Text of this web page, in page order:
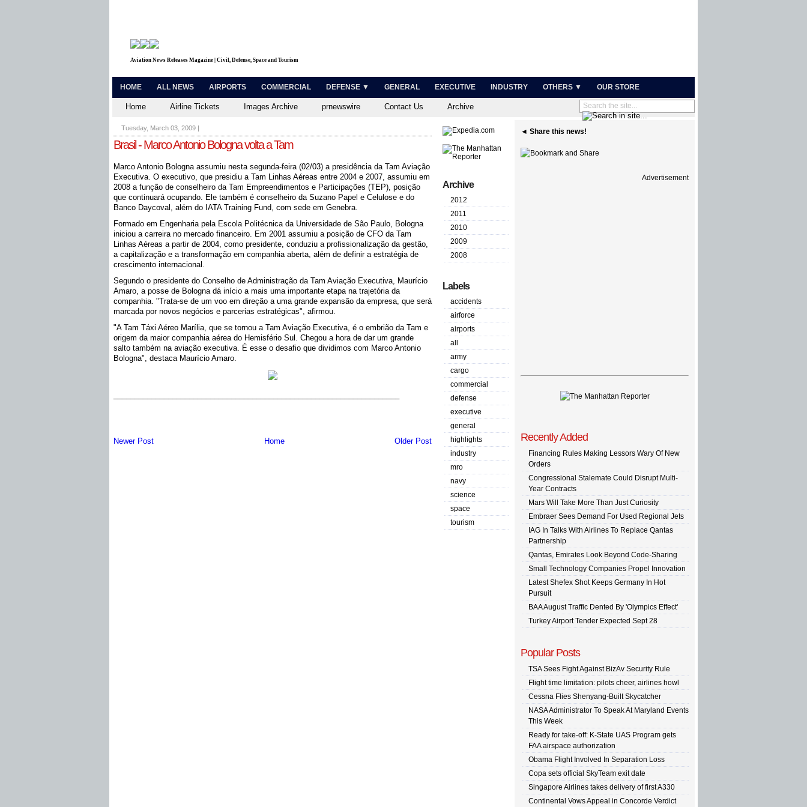
Aviation News Releases Magazine | Civil, Defense, Space and Tourism
HOME ALL NEWS AIRPORTS COMMERCIAL DEFENSE ▼ GENERAL EXECUTIVE INDUSTRY OTHERS ▼ OUR STORE
Home Airline Tickets Images Archive prnewswire Contact Us Archive
Tuesday, March 03, 2009 |
Brasil - Marco Antonio Bologna volta a Tam
Marco Antonio Bologna assumiu nesta segunda-feira (02/03) a presidência da Tam Aviação
Executiva. O executivo, que presidiu a Tam Linhas Aéreas entre 2004 e 2007, assumiu em
2008 a função de conselheiro da Tam Empreendimentos e Participações (TEP), posição
que continuará ocupando. Ele também é conselheiro da Suzano Papel e Celulose e do
Banco Daycoval, além do IATA Training Fund, com sede em Genebra.
Formado em Engenharia pela Escola Politécnica da Universidade de São Paulo, Bologna
iniciou a carreira no mercado financeiro. Em 2001 assumiu a posição de CFO da Tam
Linhas Aéreas a partir de 2004, como presidente, conduziu a profissionalização da gestão,
a capitalização e a transformação em companhia aberta, além de definir a estratégia de
crescimento internacional.
Segundo o presidente do Conselho de Administração da Tam Aviação Executiva, Maurício
Amaro, a posse de Bologna dá início a mais uma importante etapa na trajetória da
companhia. "Trata-se de um voo em direção a uma grande expansão da empresa, que será
marcada por novos negócios e parcerias estratégicas", afirmou.
"A Tam Táxi Aéreo Marília, que se tornou a Tam Aviação Executiva, é o embrião da Tam e
origem da maior companhia aérea do Hemisfério Sul. Chegou a hora de dar um grande
salto também na aviação executiva. É esse o desafio que dividimos com Marco Antonio
Bologna", destaca Maurício Amaro.
Newer Post Older Post
Home
Archive
2012
2011
2010
2009
2008
Labels
accidents
airforce
airports
all
army
cargo
commercial
defense
executive
general
highlights
industry
mro
navy
science
space
tourism
◄ Share this news!
Advertisement
Recently Added
Financing Rules Making Lessors Wary Of New
Orders
Congressional Stalemate Could Disrupt Multi-
Year Contracts
Mars Will Take More Than Just Curiosity
Embraer Sees Demand For Used Regional Jets
IAG In Talks With Airlines To Replace Qantas
Partnership
Qantas, Emirates Look Beyond Code-Sharing
Small Technology Companies Propel Innovation
Latest Shefex Shot Keeps Germany In Hot
Pursuit
BAA August Traffic Dented By 'Olympics Effect'
Turkey Airport Tender Expected Sept 28
Popular Posts
TSA Sees Fight Against BizAv Security Rule
Flight time limitation: pilots cheer, airlines howl
Cessna Flies Shenyang-Built Skycatcher
NASA Administrator To Speak At Maryland Events
This Week
Ready for take-off: K-State UAS Program gets
FAA airspace authorization
Obama Flight Involved In Separation Loss
Copa sets official SkyTeam exit date
Singapore Airlines takes delivery of first A330
Continental Vows Appeal in Concorde Verdict